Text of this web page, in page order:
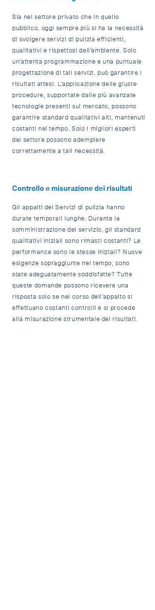
Sia nel settore privato che in quello
pubblico, oggi sempre più si ha la necessità
di svolgere servizi di pulizia efficienti,
qualitativi e rispettosi dell’ambiente. Solo
un’attenta programmazione e una puntuale
progettazione di tali servizi, può garantire i
risultati attesi. L’applicazione delle giuste
procedure, supportate dalle più avanzate
tecnologie presenti sul mercato, possono
garantire standard qualitativi alti, mantenuti
costanti nel tempo. Solo i migliori esperti
del settore possono adempiere
correttamente a tali necessità.
Controllo e misurazione dei risultati
Gli appalti dei Servizi di pulizia hanno
durate temporali lunghe. Durante la
somministrazione del servizio, gli standard
qualitativi iniziali sono rimasti costanti? Le
performance sono le stesse iniziali? Nuove
esigenze sopraggiunte nel tempo, sono
state adeguatamente soddisfatte? Tutte
queste domande possono ricevere una
risposta solo se nel corso dell’appalto si
effettuano costanti controlli e si procede
alla misurazione strumentale dei risultati.